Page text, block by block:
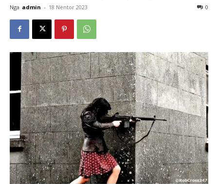
Nga admin - 18 Nëntor 2023 0